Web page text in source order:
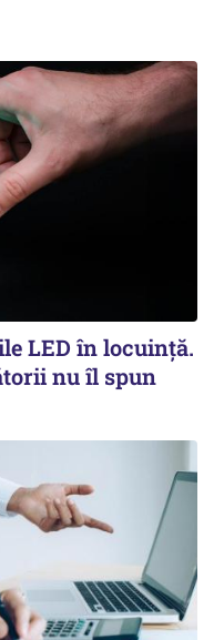
LED în locuință.
nu îl spun